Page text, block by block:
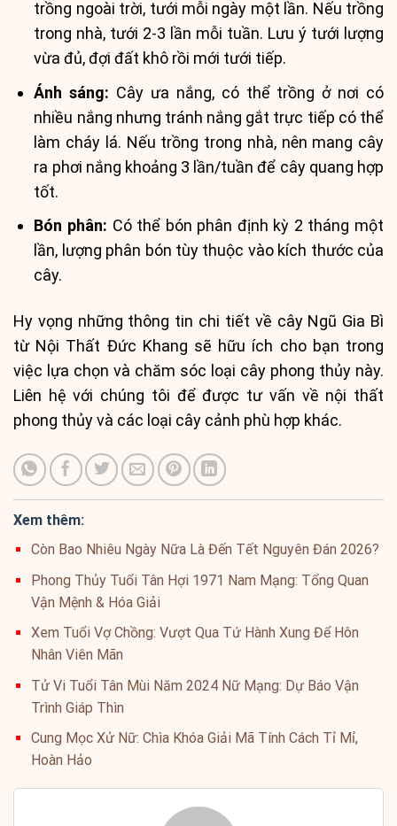
trồng ngoài trời, tưới mỗi ngày một lần. Nếu trồng
trong nhà, tưới 2-3 lần mỗi tuần. Lưu ý tưới lượng
vừa đủ, đợi đất khô rồi mới tưới tiếp.
Ánh sáng: Cây ưa nắng, có thể trồng ở nơi có
nhiều nắng nhưng tránh nắng gắt trực tiếp có thể
làm cháy lá. Nếu trồng trong nhà, nên mang cây
ra phơi nắng khoảng 3 lần/tuần để cây quang hợp
tốt.
Bón phân: Có thể bón phân định kỳ 2 tháng một
lần, lượng phân bón tùy thuộc vào kích thước của
cây.
Hy vọng những thông tin chi tiết về cây Ngũ Gia Bì
từ Nội Thất Đức Khang sẽ hữu ích cho bạn trong
việc lựa chọn và chăm sóc loại cây phong thủy này.
Liên hệ với chúng tôi để được tư vấn về nội thất
phong thủy và các loại cây cảnh phù hợp khác.
Xem thêm:
Còn Bao Nhiêu Ngày Nữa Là Đến Tết Nguyên Đán 2026?
Phong Thủy Tuổi Tân Hợi 1971 Nam Mạng: Tổng Quan
Vận Mệnh & Hóa Giải
Xem Tuổi Vợ Chồng: Vượt Qua Tứ Hành Xung Để Hôn
Nhân Viên Mãn
Tử Vi Tuổi Tân Mùi Năm 2024 Nữ Mạng: Dự Báo Vận
Trình Giáp Thìn
Cung Mọc Xử Nữ: Chìa Khóa Giải Mã Tính Cách Tỉ Mỉ,
Hoàn Hảo